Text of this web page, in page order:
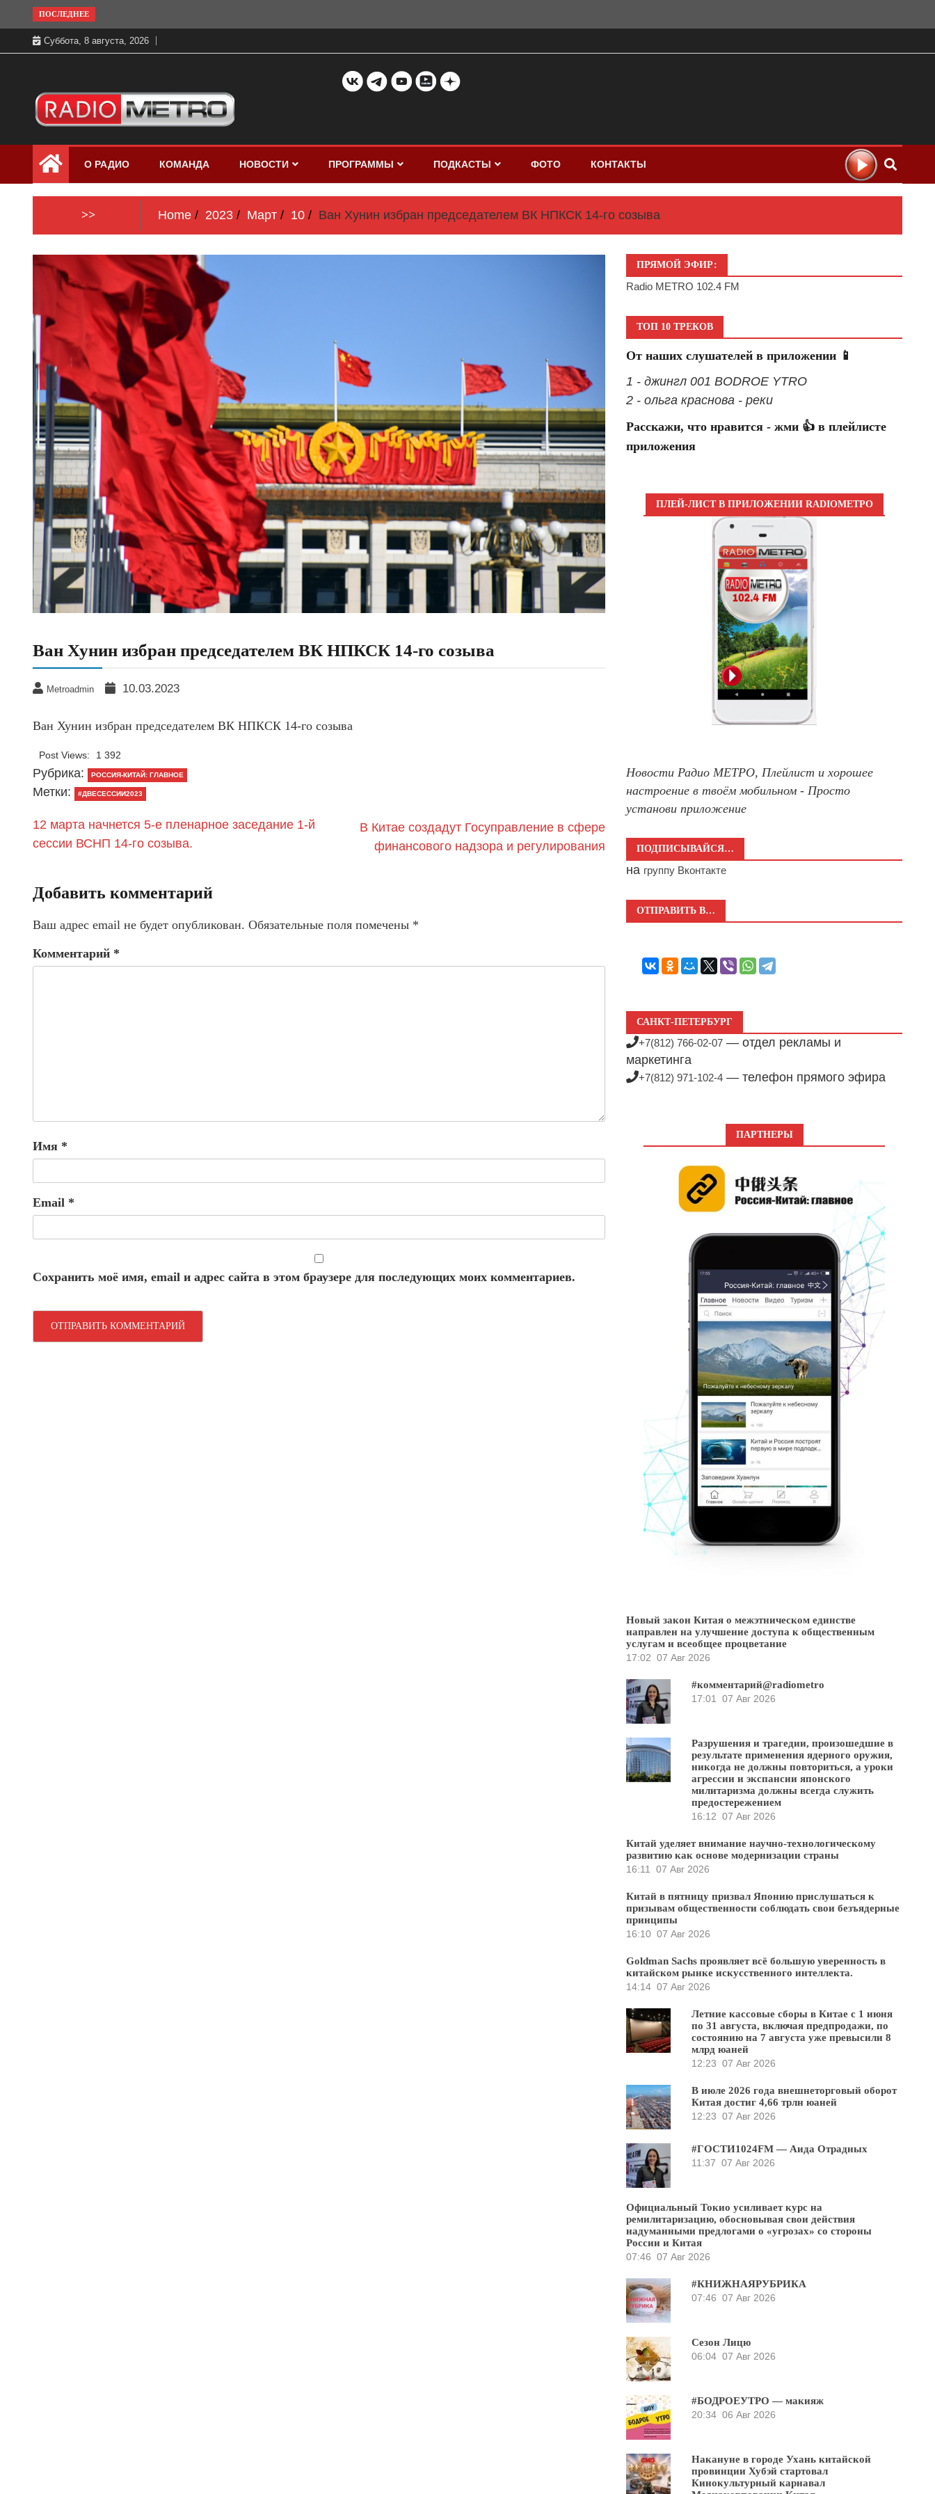
to
content
ПОСЛЕДНЕЕ
Суббота, 8 августа, 2026
Радио МЕТРО
бесплатно в хорошем качестве Санкт-
Петербург и Россия
О РАДИО КОМАНДА НОВОСТИ ПРОГРАММЫ ПОДКАСТЫ ФОТО КОНТАКТЫ
>> Home 2023 Март 10 Ван Хунин избран председателем ВК НПКСК 14-го созыва
Ван Хунин избран председателем ВК НПКСК 14-го созыва
Metroadmin 10.03.2023
Ван Хунин избран председателем ВК НПКСК 14-го созыва
Post Views: 1 392
Рубрика: РОССИЯ-КИТАЙ: ГЛАВНОЕ
Метки: #ДВЕСЕССИИ2023
12 марта начнется 5-е пленарное заседание 1-й
сессии ВСНП 14-го созыва.
В Китае создадут Госуправление в сфере
финансового надзора и регулирования
Добавить комментарий
Ваш адрес email не будет опубликован. Обязательные поля помечены *
Комментарий *
Имя *
Email *
Сохранить моё имя, email и адрес сайта в этом браузере для последующих моих комментариев.
ПРЯМОЙ ЭФИР:
Radio METRO 102.4 FM
ТОП 10 ТРЕКОВ
От наших слушателей в приложении 📱
1 - джингл 001 BODROE YTRO
2 - ольга краснова - реки
Расскажи, что нравится - жми 👍 в плейлисте
приложения
ПЛЕЙ-ЛИСТ В ПРИЛОЖЕНИИ RADIOМЕТРО
Новости Радио МЕТРО, Плейлист и хорошее
настроение в твоём мобильном - Просто
установи приложение
ПОДПИСЫВАЙСЯ…
на группу Вконтакте
ОТПРАВИТЬ В…
САНКТ-ПЕТЕРБУРГ
+7(812) 766-02-07 — отдел рекламы и
маркетинга
+7(812) 971-102-4 — телефон прямого эфира
ПАРТНЕРЫ
Новый закон Китая о межэтническом единстве
направлен на улучшение доступа к общественным
услугам и всеобщее процветание
17:02 07 Авг 2026
#комментарий@radiometro
17:01
07 Авг 2026
Разрушения и трагедии, произошедшие в
результате применения ядерного оружия,
никогда не должны повториться, а уроки
агрессии и экспансии японского
милитаризма должны всегда служить
предостережением
16:12 07 Авг 2026
Китай уделяет внимание научно-технологическому
развитию как основе модернизации страны
16:11
07 Авг 2026
Китай в пятницу призвал Японию прислушаться к
призывам общественности соблюдать свои безъядерные
принципы
16:10 07 Авг 2026
Goldman Sachs проявляет всё большую уверенность в
китайском рынке искусственного интеллекта.
14:14 07 Авг 2026
Летние кассовые сборы в Китае с 1 июня
по 31 августа, включая предпродажи, по
состоянию на 7 августа уже превысили 8
млрд юаней
12:23 07 Авг 2026
В июле 2026 года внешнеторговый оборот
Китая достиг 4,66 трлн юаней
12:23 07 Авг 2026
#ГОСТИ1024FM — Аида Отрадных
11:37 07 Авг 2026
Официальный Токио усиливает курс на
ремилитаризацию, обосновывая свои действия
надуманными предлогами о «угрозах» со стороны
России и Китая
07:46 07 Авг 2026
#КНИЖНАЯРУБРИКА
07:46 07 Авг 2026
Сезон Лицю
06:04 07 Авг 2026
#БОДРОЕУТРО — макияж
20:34 06 Авг 2026
Накануне в городе Ухань китайской
провинции Хубэй стартовал
Кинокультурный карнавал